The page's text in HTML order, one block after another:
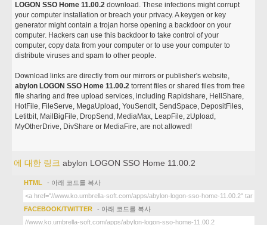
LOGON SSO Home 11.00.2 download. These infections might corrupt
your computer installation or breach your privacy. A keygen or key
generator might contain a trojan horse opening a backdoor on your
computer. Hackers can use this backdoor to take control of your
computer, copy data from your computer or to use your computer to
distribute viruses and spam to other people.
Download links are directly from our mirrors or publisher's website,
abylon LOGON SSO Home 11.00.2 torrent files or shared files from free
file sharing and free upload services, including Rapidshare, HellShare,
HotFile, FileServe, MegaUpload, YouSendIt, SendSpace, DepositFiles,
Letitbit, MailBigFile, DropSend, MediaMax, LeapFile, zUpload,
MyOtherDrive, DivShare or MediaFire, are not allowed!
에 대한 링크abylon LOGON SSO Home 11.00.2
HTML - 아래 코드를 복사
FACEBOOK/TWITTER - 아래 코드를 복사